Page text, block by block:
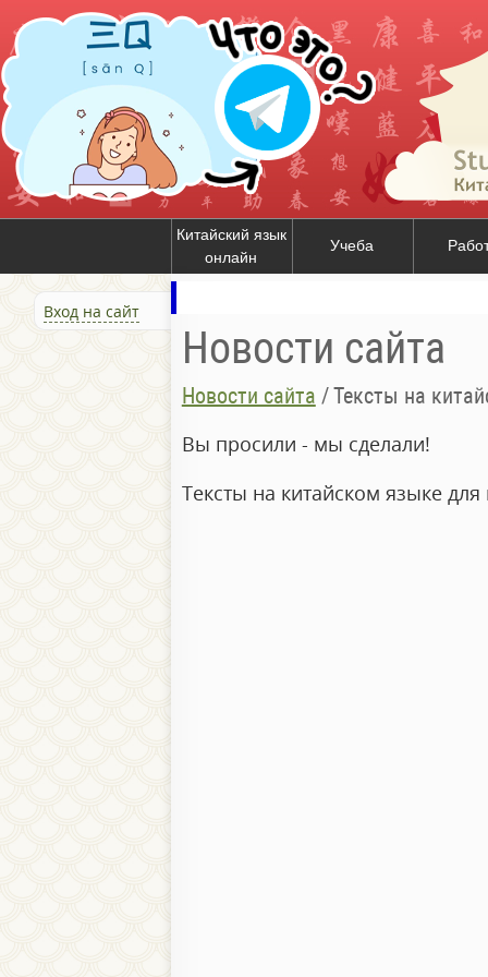
Китайский язык
онлайн
Учеба
Вход на сайт
Новости сайта
Новости сайта /Тексты на
Вы просили - мы сделали!
Тексты на китайском языке